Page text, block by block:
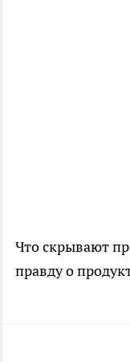
Что скрывают
правду о